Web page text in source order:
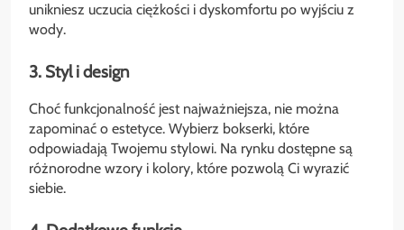
unikniesz uczucia ciężkości i dyskomfortu po wyjściu z
wody.
3. Styl i design
Choć funkcjonalność jest najważniejsza, nie można
zapominać o estetyce. Wybierz bokserki, które
odpowiadają Twojemu stylowi. Na rynku dostępne są
różnorodne wzory i kolory, które pozwolą Ci wyrazić
siebie.